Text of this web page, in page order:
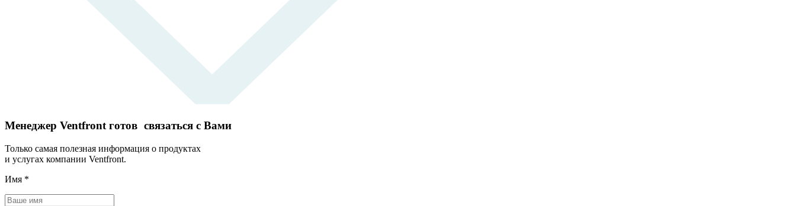
Менеджер Ventfront готов связаться с Вами
Только самая полезная информация о продуктах
и услугах компании Ventfront.
Имя *